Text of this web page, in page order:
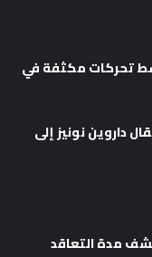
تحركات مكثفة في
داروين نونيز إلى
مدة التعاقد